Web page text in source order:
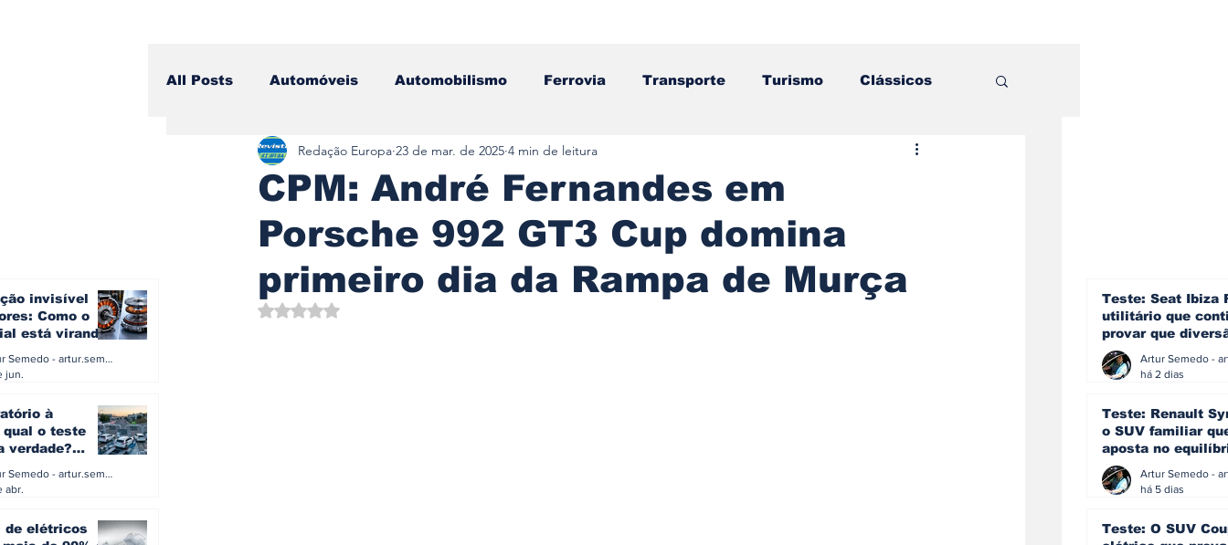
invisível
Como o
está virando
Artur Semedo - artur.semedo@publiracing.pt
jun.
à
qual o teste
verdade?
Artur Semedo - artur.semedo@publiracing.pt
abr.
de elétricos
All Posts Automóveis Automobilismo Ferrovia Transporte Turismo Clássicos
Camiões Lazer Aviação Motos Autocarros Testes e Comparativos
Branding & Estratégia Componentes Gastronomia Videojogos/Tecnologia
Vídeo Blog - Sobre Rodas Mobilidade Hobby
CPM: André Fernandes em
Porsche 992 GT3 Cup domina
primeiro dia da Rampa de Murça
Redação Europa 23 de mar. de 2025 4 min de leitura
Avaliado com NaN de 5 estrelas.
Teste: Seat Ibiza
utilitário que
provar que
eficiência e
simplicidade
há 2 dias
Teste: Renault
o SUV familiar
aposta no
ainda acredita na
manualhá 5 dias
Teste: O SUV